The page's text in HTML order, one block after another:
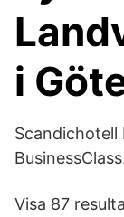
i
Visa 87